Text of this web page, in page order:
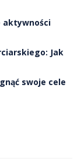
aktywności
Jak
swoje cele